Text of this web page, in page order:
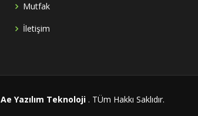
Mutfak
İletişim
Ae Yazılım Teknoloji . TÜm Hakkı Saklıdır.